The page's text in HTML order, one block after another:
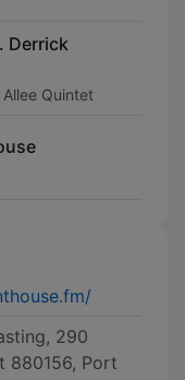
Derrick
Quintet
290
880156, Port